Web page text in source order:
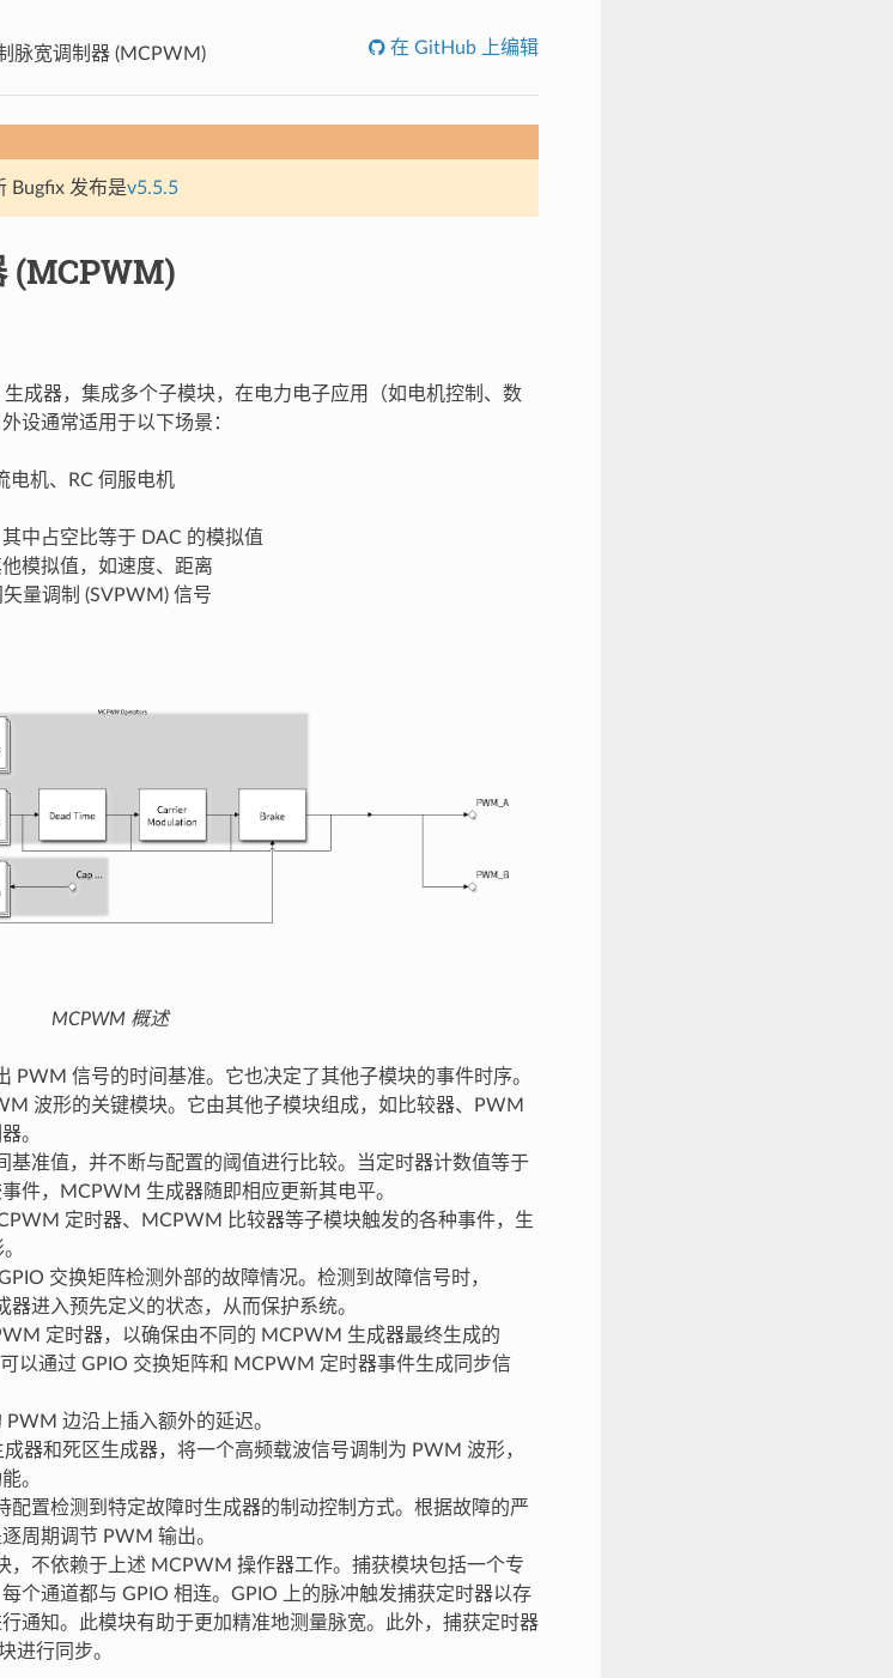
脉宽调制器 (MCPWM) 在 GitHub 上编辑
Bugfix 发布是v5.5.5
(MCPWM)
成器，集成多个子模块，在电力电子应用（如电机控制、数
设通常适用于以下场景：
电机、RC 伺服电机
中占空比等于 DAC 的模拟值
模拟值，如速度、距离
量调制 (SVPWM) 信号
MCPWM 概述
PWM 信号的时间基准。它也决定了其他子模块的事件时序。
波形的关键模块。它由其他子模块组成，如比较器、PWM
。
基准值，并不断与配置的阈值进行比较。当定时器计数值等于
件，MCPWM 生成器随即相应更新其电平。
定时器、MCPWM 比较器等子模块触发的各种事件，生
交换矩阵检测外部的故障情况。检测到故障信号时，
进入预先定义的状态，从而保护系统。
定时器，以确保由不同的 MCPWM 生成器最终生成的
以通过 GPIO 交换矩阵和 MCPWM 定时器事件生成同步信
边沿上插入额外的延迟。
器和死区生成器，将一个高频载波信号调制为 PWM 波形，
。
配置检测到特定故障时生成器的制动控制方式。根据故障的严
周期调节 PWM 输出。
，不依赖于上述 MCPWM 操作器工作。捕获模块包括一个专
个通道都与 GPIO 相连。GPIO 上的脉冲触发捕获定时器以存
通知。此模块有助于更加精准地测量脉宽。此外，捕获定时器
进行同步。